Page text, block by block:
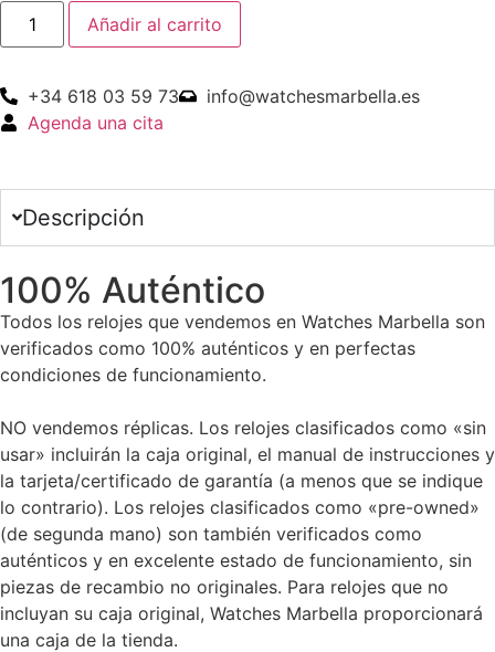
Añadir al carrito
+34 618 03 59 73
info@watchesmarbella.es
Agenda una cita
Descripción
100% Auténtico
Todos los relojes que vendemos en Watches Marbella son
verificados como 100% auténticos y en perfectas
condiciones de funcionamiento.
NO vendemos réplicas. Los relojes clasificados como «sin
usar» incluirán la caja original, el manual de instrucciones y
la tarjeta/certificado de garantía (a menos que se indique
lo contrario). Los relojes clasificados como «pre-owned»
(de segunda mano) son también verificados como
auténticos y en excelente estado de funcionamiento, sin
piezas de recambio no originales. Para relojes que no
incluyan su caja original, Watches Marbella proporcionará
una caja de la tienda.